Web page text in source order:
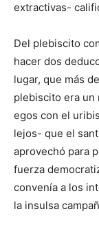
extractivas-
Del plebiscito
hacer dos
lugar, que más
plebiscito era un
egos con el
lejos- que el
aprovechó para
fuerza
convenía a los
la insulsa